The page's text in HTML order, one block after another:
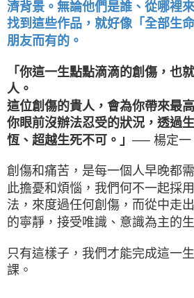
濟背景。無論他們是誰、從哪裡
找到這些作品，就好像「全部生
朋友而有的。
「你這一生點點滴滴的創傷，也
人。
這位創傷的貴人，會為你帶來最
你眼前沒辦法忍受的狀況，透過
恆、超越生死不可。」 ── 楊定一
創傷和痛苦，是每一個人早晚都
此擔憂和煩惱，我們何不一起採
法，來度過任何創傷，而從中走
的寧靜，接受唯識、意識為主的
只有這樣子，我們才能完成這一
課。